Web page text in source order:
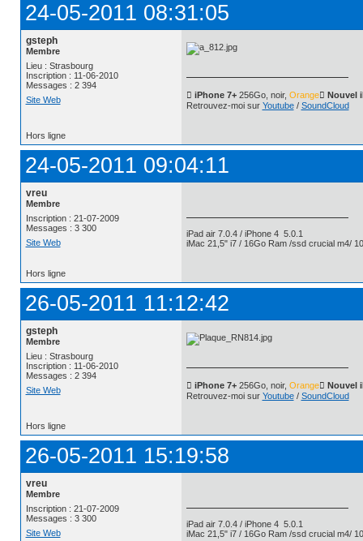
24-05-2011 08:31:05
gsteph
Membre
Lieu : Strasbourg
Inscription : 11-06-2010
Messages : 2 394
Site Web
 iPhone 7+256Go, noir, Orange Nouvel
Retrouvez-moi sur Youtube/ SoundCloud
Hors ligne
24-05-2011 09:04:11
vreu
Membre
Inscription : 21-07-2009
Messages : 3 300
Site Web
iPad air 7.0.4 / iPhone 4 5.0.1
iMac 21,5" i7 / 16Go Ram /ssd crucial m4/
Hors ligne
26-05-2011 11:12:42
gsteph
Membre
Lieu : Strasbourg
Inscription : 11-06-2010
Messages : 2 394
Site Web
 iPhone 7+256Go, noir, Orange Nouvel
Retrouvez-moi sur Youtube/ SoundCloud
Hors ligne
26-05-2011 15:19:58
vreu
Membre
Inscription : 21-07-2009
Messages : 3 300
Site Web
iPad air 7.0.4 / iPhone 4 5.0.1
iMac 21,5" i7 / 16Go Ram /ssd crucial m4/